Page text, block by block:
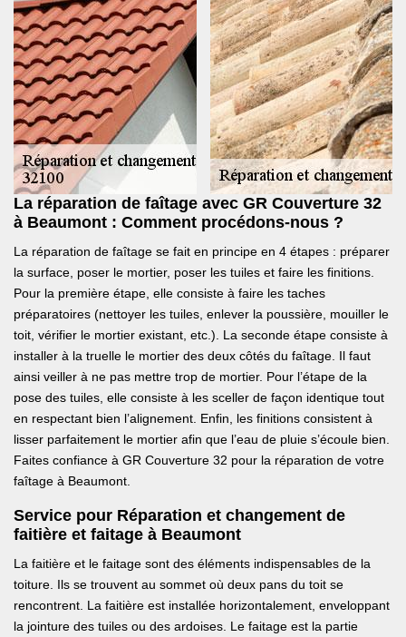
La réparation de faîtage avec GR Couverture 32
à Beaumont : Comment procédons-nous ?
La réparation de faîtage se fait en principe en 4 étapes : préparer
la surface, poser le mortier, poser les tuiles et faire les finitions.
Pour la première étape, elle consiste à faire les taches
préparatoires (nettoyer les tuiles, enlever la poussière, mouiller le
toit, vérifier le mortier existant, etc.). La seconde étape consiste à
installer à la truelle le mortier des deux côtés du faîtage. Il faut
ainsi veiller à ne pas mettre trop de mortier. Pour l’étape de la
pose des tuiles, elle consiste à les sceller de façon identique tout
en respectant bien l’alignement. Enfin, les finitions consistent à
lisser parfaitement le mortier afin que l’eau de pluie s’écoule bien.
Faites confiance à GR Couverture 32 pour la réparation de votre
faîtage à Beaumont.
Service pour Réparation et changement de
faitière et faitage à Beaumont
La faitière et le faitage sont des éléments indispensables de la
toiture. Ils se trouvent au sommet où deux pans du toit se
rencontrent. La faitière est installée horizontalement, enveloppant
la jointure des tuiles ou des ardoises. Le faitage est la partie